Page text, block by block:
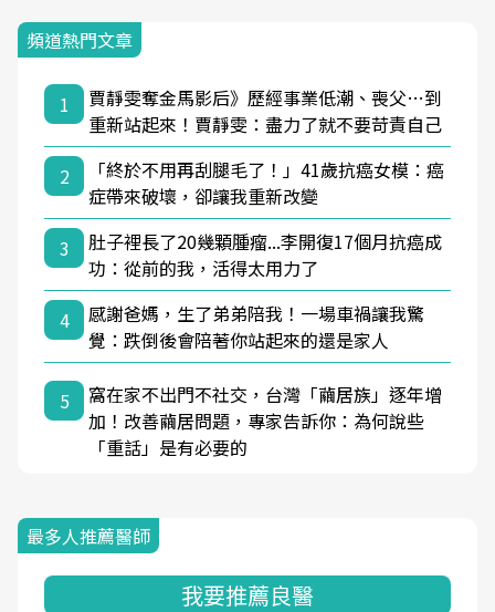
頻道熱門文章
1
賈靜雯奪金馬影后》歷經事業低潮、喪父…到
重新站起來！賈靜雯：盡力了就不要苛責自己
2
「終於不用再刮腿毛了！」41歲抗癌女模：癌
症帶來破壞，卻讓我重新改變
3
肚子裡長了20幾顆腫瘤...李開復17個月抗癌成
功：從前的我，活得太用力了
4
感謝爸媽，生了弟弟陪我！一場車禍讓我驚
覺：跌倒後會陪著你站起來的還是家人
5
窩在家不出門不社交，台灣「繭居族」逐年增
加！改善繭居問題，專家告訴你：為何說些
「重話」是有必要的
最多人推薦醫師
我要推薦良醫